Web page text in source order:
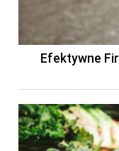
Efektywne